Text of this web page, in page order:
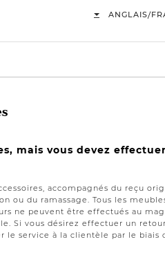
ANGLAIS/
mais vous devez
accompagnés du reçu
ou du ramassage. Tous les
ne peuvent être effectués au
Si vous désirez effectuer un
le service à la clientèle par le biais